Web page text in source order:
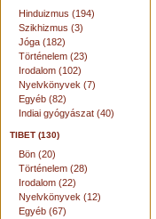
Hinduizmus (194)
Szikhizmus (3)
Jóga (182)
Történelem (23)
Irodalom (102)
Nyelvkönyvek (7)
Egyéb (82)
Indiai gyógyászat (40)
TIBET (130)
Bön (20)
Történelem (28)
Irodalom (22)
Nyelvkönyvek (12)
Egyéb (67)